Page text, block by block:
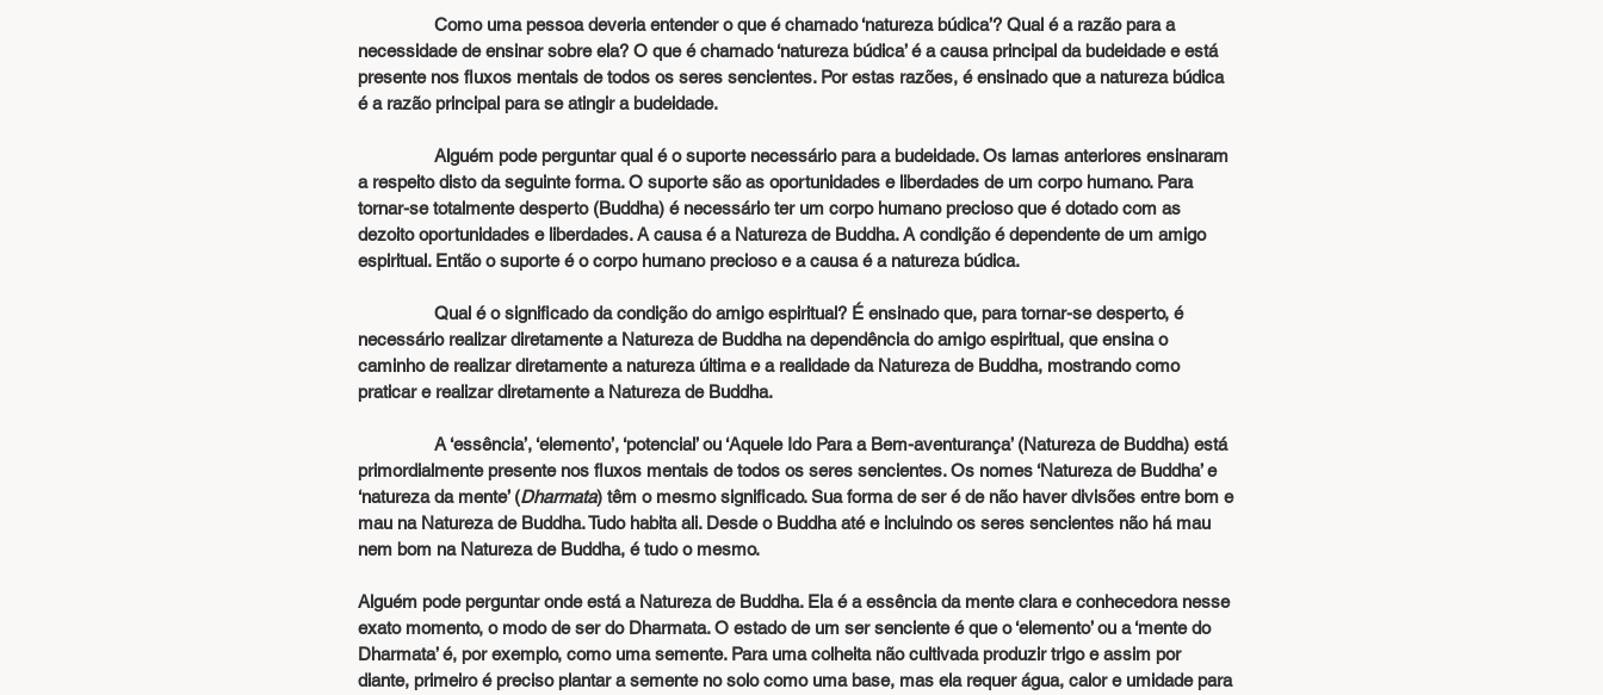
necessidade de ensinar sobre ela? O que é chamado ‘natureza búdica’ é a causa principal da budeidade e está
presente nos fluxos mentais de todos os seres sencientes. Por estas razões, é ensinado que a natureza búdica
é a razão principal para se atingir a budeidade.
a respeito disto da seguinte forma. O suporte são as oportunidades e liberdades de um corpo humano. Para
tornar-se totalmente desperto (Buddha) é necessário ter um corpo humano precioso que é dotado com as
dezoito oportunidades e liberdades. A causa é a Natureza de Buddha. A condição é dependente de um amigo
espiritual. Então o suporte é o corpo humano precioso e a causa é a natureza búdica.
necessário realizar diretamente a Natureza de Buddha na dependência do amigo espiritual, que ensina o
caminho de realizar diretamente a natureza última e a realidade da Natureza de Buddha, mostrando como
praticar e realizar diretamente a Natureza de Buddha.
primordialmente presente nos fluxos mentais de todos os seres sencientes. Os nomes ‘Natureza de Buddha’ e
‘natureza da mente’ (Dharmata) têm o mesmo significado. Sua forma de ser é de não haver divisões entre bom e
mau na Natureza de Buddha. Tudo habita ali. Desde o Buddha até e incluindo os seres sencientes não há mau
nem bom na Natureza de Buddha, é tudo o mesmo.
Alguém pode perguntar onde está a Natureza de Buddha. Ela é a essência da mente clara e conhecedora nesse
exato momento, o modo de ser do Dharmata. O estado de um ser senciente é que o ‘elemento’ ou a ‘mente do
Dharmata’ é, por exemplo, como uma semente. Para uma colheita não cultivada produzir trigo e assim por
diante, primeiro é preciso plantar a semente no solo como uma base, mas ela requer água, calor e umidade para